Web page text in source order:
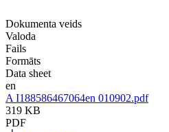
Dokumenta veids
Valoda
Fails
Formāts
Data sheet
en
A I188586467064en 010902.pdf
319 KB
PDF